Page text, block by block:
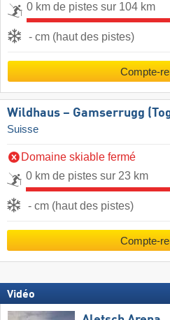
0 km de pistes sur 104 km
- cm (haut des pistes)
Compte-
Wildhaus – Gamserrugg
Suisse
Domaine skiable fermé
0 km de pistes sur 23 km
- cm (haut des pistes)
Compte-
Vidéo